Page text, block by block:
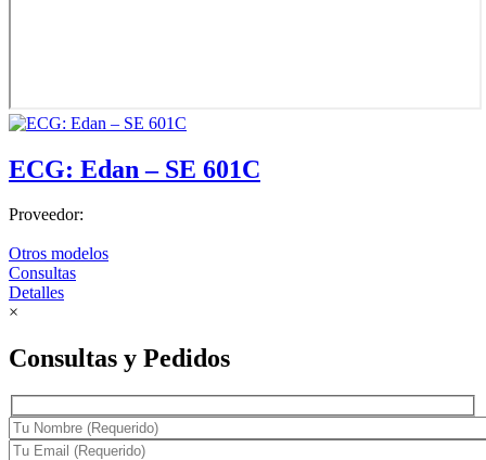
ECG: Edan – SE 601C
Proveedor:
Otros modelos
Consultas
Detalles
×
Consultas y Pedidos